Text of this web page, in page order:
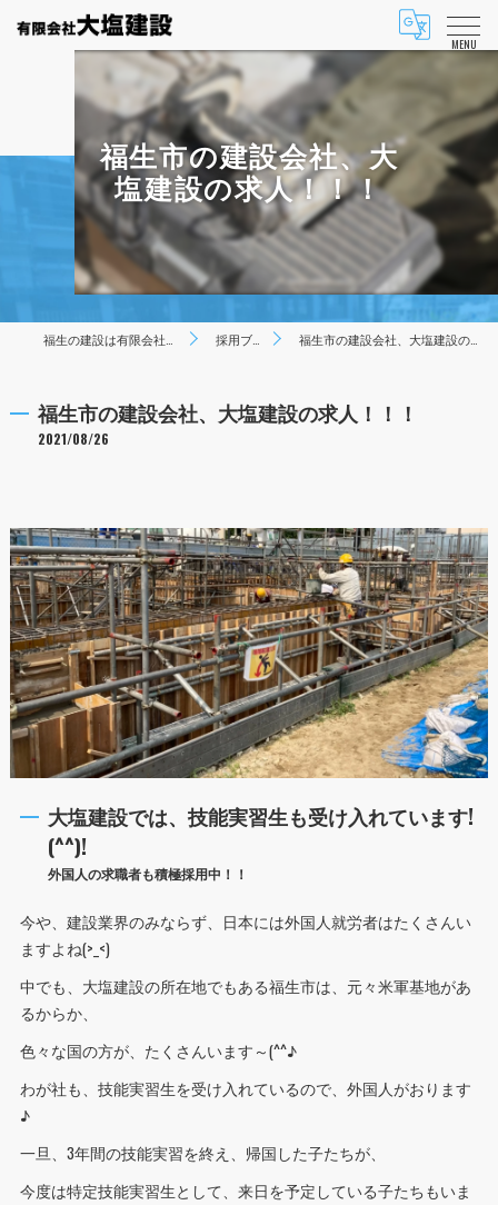
MENU
福生市の建設会社、大
塩建設の求人！！！
採用ブログ 福生市の建設会社、大塩建設の求人！！！
福生市の建設会社、大塩建設の求人！！！
2021/08/26
大塩建設では、技能実習生も受け入れています!
(^^)!
外国人の求職者も積極採用中！！
今や、建設業界のみならず、日本には外国人就労者はたくさんい
ますよね(>_<)
中でも、大塩建設の所在地でもある福生市は、元々米軍基地があ
るからか、
色々な国の方が、たくさんいます～(^^♪
わが社も、技能実習生を受け入れているので、外国人がおります
♪
一旦、3年間の技能実習を終え、帰国した子たちが、
今度は特定技能実習生として、来日を予定している子たちもいま